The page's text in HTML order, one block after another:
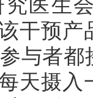
干预
与者
天摄